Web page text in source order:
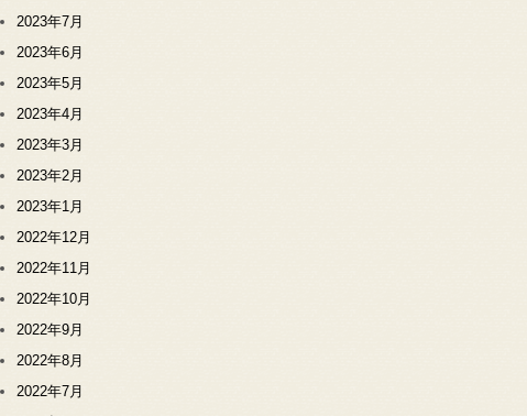
2023年7月
2023年6月
2023年5月
2023年4月
2023年3月
2023年2月
2023年1月
2022年12月
2022年11月
2022年10月
2022年9月
2022年8月
2022年7月